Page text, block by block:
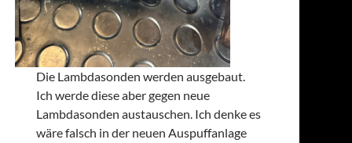
Die Lambdasonden werden ausgebaut.
Ich werde diese aber gegen neue
Lambdasonden austauschen. Ich denke es
wäre falsch in der neuen Auspuffanlage